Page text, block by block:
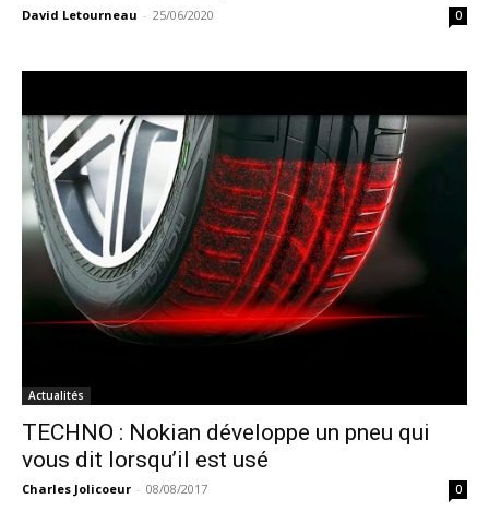
David Letourneau - 25/06/2020 0
Actualités
TECHNO : Nokian développe un pneu qui
vous dit lorsqu’il est usé
Charles Jolicoeur - 08/08/2017 0